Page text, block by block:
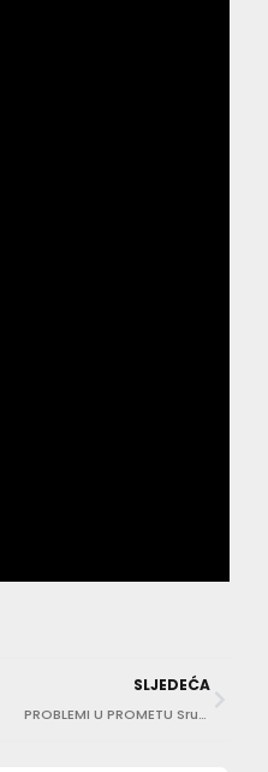
SLJEDEĆA
PROBLEMI U PROMETU Srušio se bor na cestu prema hotelu Palace